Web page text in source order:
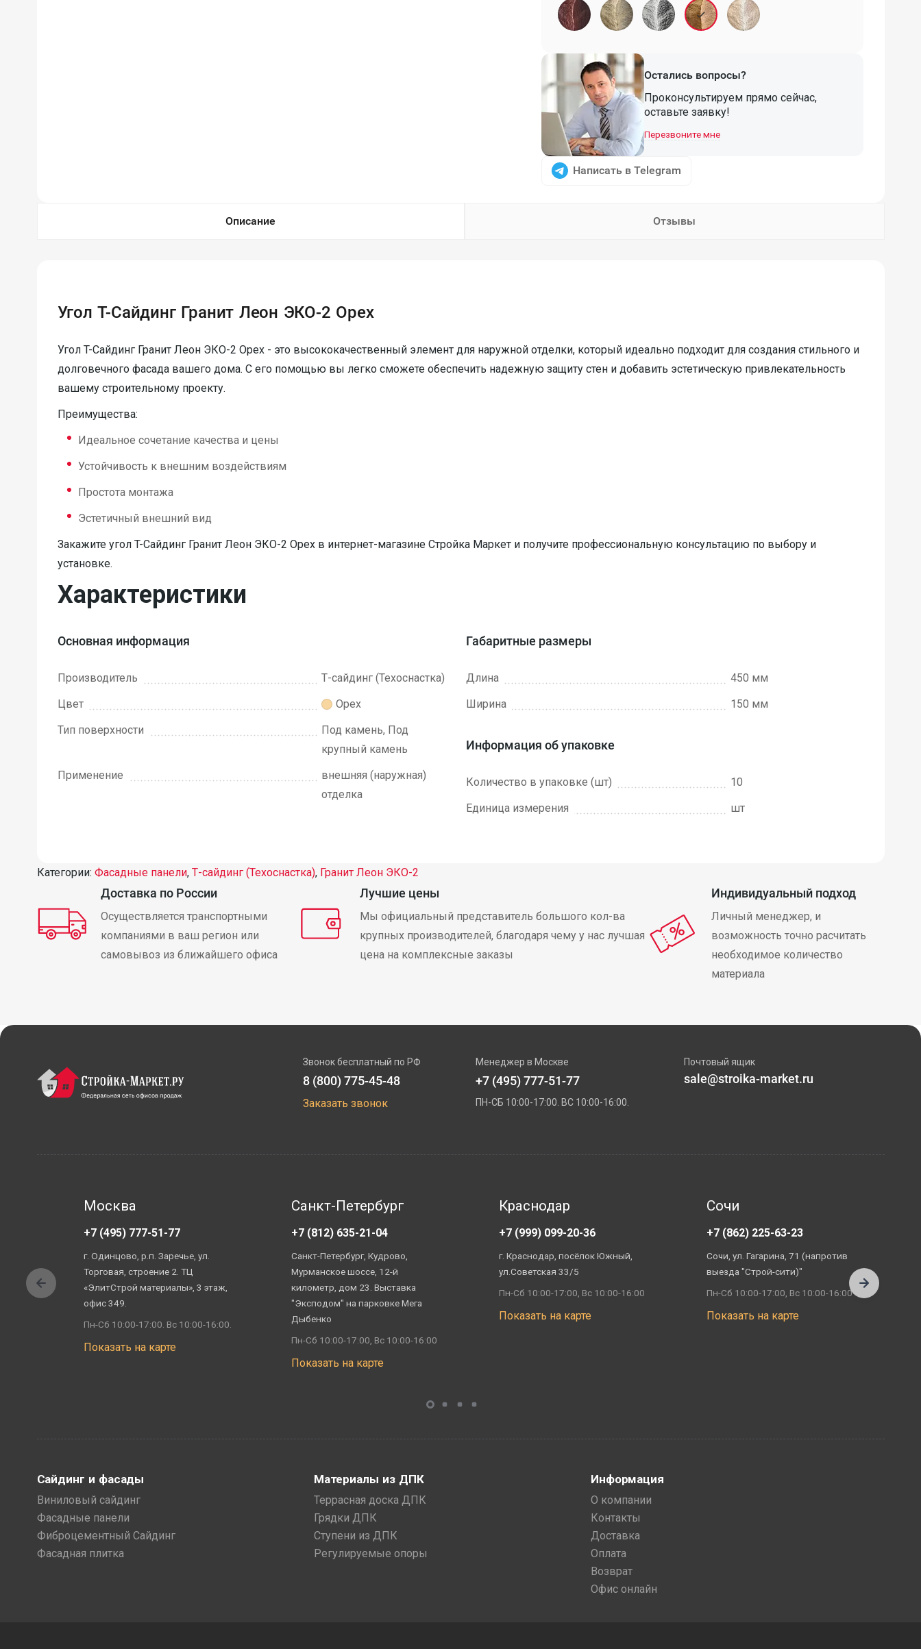
Остались вопросы?
Проконсультируем прямо сейчас,
оставьте заявку!
Перезвоните мне
Написать в Telegram
Описание Отзывы
Угол T-Сайдинг Гранит Леон ЭКО-2 Орех
Угол T-Сайдинг Гранит Леон ЭКО-2 Орех - это высококачественный элемент для наружной отделки, который идеально подходит для создания стильного и
долговечного фасада вашего дома. С его помощью вы легко сможете обеспечить надежную защиту стен и добавить эстетическую привлекательность
вашему строительному проекту.
Преимущества:
Идеальное сочетание качества и цены
Устойчивость к внешним воздействиям
Простота монтажа
Эстетичный внешний вид
Закажите угол T-Сайдинг Гранит Леон ЭКО-2 Орех в интернет-магазине Стройка Маркет и получите профессиональную консультацию по выбору и
установке.
Характеристики
Основная информация
Производитель
Т-сайдинг (Техоснастка)
Цвет
Орех
Тип поверхности
Под камень, Под
крупный камень
Применение
внешняя (наружная)
отделка
Габаритные размеры
Длина
450 мм
Ширина
150 мм
Информация об упаковке
Количество в упаковке (шт)
10
Единица измерения
шт
Категории: Фасадные панели, Т-сайдинг (Техоснастка), Гранит Леон ЭКО-2
Доставка по России
Осуществляется транспортными
компаниями в ваш регион или
самовывоз из ближайшего офиса
Лучшие цены
Мы официальный представитель большого кол-ва
крупных производителей, благодаря чему у нас лучшая
цена на комплексные заказы
Индивидуальный подход
Личный менеджер, и
возможность точно расчитать
необходимое количество
материала
Звонок бесплатный по РФ
8 (800) 775-45-48
Заказать звонок
Менеджер в Москве
+7 (495) 777-51-77
ПН-СБ 10:00-17:00. ВС 10:00-16:00.
Почтовый ящик
sale@stroika-market.ru
Москва
+7 (495) 777-51-77
г. Одинцово, р.п. Заречье, ул.
Торговая, строение 2. ТЦ
«ЭлитСтрой материалы», 3 этаж,
офис 349.
Пн-Сб 10:00-17:00. Вс 10:00-16:00.
Показать на карте
Санкт-Петербург
+7 (812) 635-21-04
Санкт-Петербург, Кудрово,
Мурманское шоссе, 12-й
километр, дом 23. Выставка
"Эксподом" на парковке Мега
Дыбенко
Пн-Сб 10:00-17:00, Вс 10:00-16:00
Показать на карте
Краснодар
+7 (999) 099-20-36
г. Краснодар, посёлок Южный,
ул.Советская 33/5
Пн-Сб 10:00-17:00, Вс 10:00-16:00
Показать на карте
Сочи
+7 (862) 225-63-23
Сочи, ул. Гагарина, 71 (напротив
выезда "Строй-сити)"
Пн-Сб 10:00-17:00, Вс 10:00-16:00
Показать на карте
Сайдинг и фасады
Виниловый сайдинг
Фасадные панели
Фиброцементный Сайдинг
Фасадная плитка
Материалы из ДПК
Террасная доска ДПК
Грядки ДПК
Ступени из ДПК
Регулируемые опоры
Информация
О компании
Контакты
Доставка
Оплата
Возврат
Офис онлайн